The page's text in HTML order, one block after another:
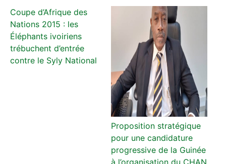
Coupe d’Afrique des
Nations 2015 : les
Éléphants ivoiriens
trébuchent d’entrée
contre le Syly National
Proposition stratégique
pour une candidature
progressive de la Guinée